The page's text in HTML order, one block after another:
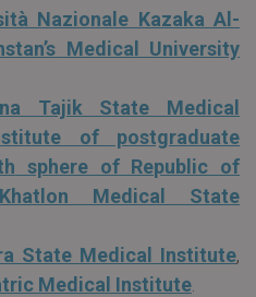
Nazionale Kazaka Al-
Medical University
Tajik State Medical
of postgraduate
sphere of Republic of
Khatlon Medical State
State Medical Institute,
Medical Institute